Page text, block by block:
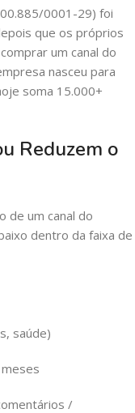
0001-29) foi
que os próprios
um canal do
nasceu para
soma 15.000+
Reduzem o
de um canal do
dentro da faixa de
saúde)
/